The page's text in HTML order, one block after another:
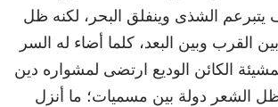
يتبرعم الشذى وينفلق البحر، لكنه ظل
القرب وبين البعد، كلما أضاء له السر
الكائن الوديع ارتضى لمشواره دين
الشعر دولة بين مسميات؛ ما أنزل